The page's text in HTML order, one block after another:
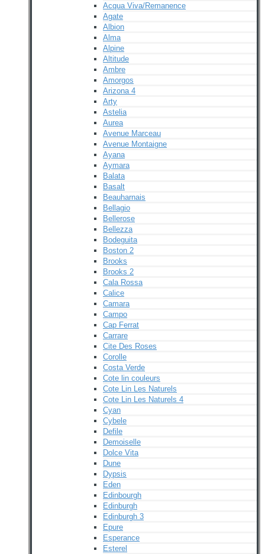
Acqua Viva/Remanence
Agate
Albion
Alma
Alpine
Altitude
Ambre
Amorgos
Arizona 4
Arty
Astelia
Aurea
Avenue Marceau
Avenue Montaigne
Ayana
Aymara
Balata
Basalt
Beauharnais
Bellagio
Bellerose
Bellezza
Bodeguita
Boston 2
Brooks
Brooks 2
Cala Rossa
Calice
Camara
Campo
Cap Ferrat
Carrare
Cite Des Roses
Corolle
Costa Verde
Cote lin couleurs
Cote Lin Les Naturels
Cote Lin Les Naturels 4
Cyan
Cybele
Defile
Demoiselle
Dolce Vita
Dune
Dypsis
Eden
Edinbourgh
Edinburgh
Edinburgh 3
Epure
Esperance
Esterel